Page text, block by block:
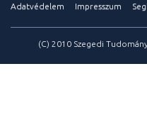
Adatvédelem Impresszum
(C) 2010 Szegedi